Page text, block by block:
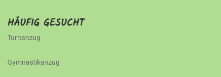
HÄUFIG GESUCHT
Turnanzug
Gymnastikanzug